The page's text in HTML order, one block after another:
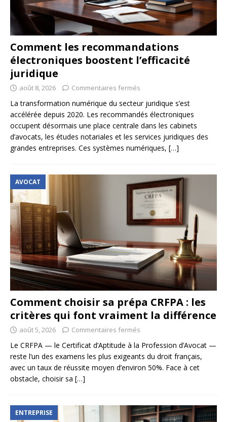
Comment les recommandations
électroniques boostent l’efficacité
juridique
août 8, 2026 Commentaires fermés
La transformation numérique du secteur juridique s’est
accélérée depuis 2020. Les recommandés électroniques
occupent désormais une place centrale dans les cabinets
d’avocats, les études notariales et les services juridiques des
grandes entreprises. Ces systèmes numériques, […]
AVOCAT
Comment choisir sa prépa CRFPA : les
critères qui font vraiment la différence
août 5, 2026 Commentaires fermés
Le CRFPA — le Certificat d’Aptitude à la Profession d’Avocat —
reste l’un des examens les plus exigeants du droit français,
avec un taux de réussite moyen d’environ 50%. Face à cet
obstacle, choisir sa […]
ENTREPRISE